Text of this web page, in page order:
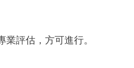
評估，方可進行。